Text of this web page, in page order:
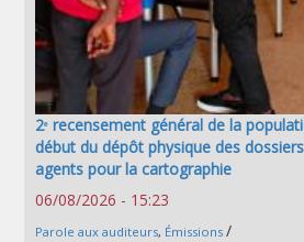
2ᵉ recensement général de la
début du dépôt physique des
agents pour la cartographie
06/08/2026 - 15:23
Parole aux auditeurs, Émissions /